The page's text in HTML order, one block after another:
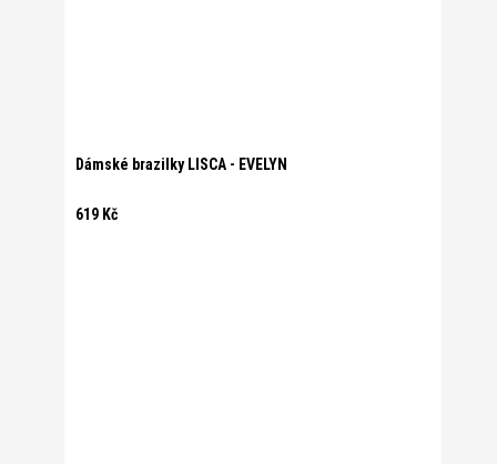
Dámské brazilky LISCA - EVELYN
619 Kč